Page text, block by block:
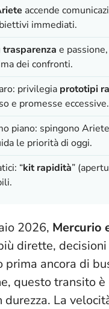
accende
immediati.
trasparenza e
dei confronti.
privilegia prototipi
e promesse eccessive.
piano: spingono
le priorità di oggi.
“kit rapidità”
2026, Mercurio
dirette,
prima ancora di
questo transito
durezza. La